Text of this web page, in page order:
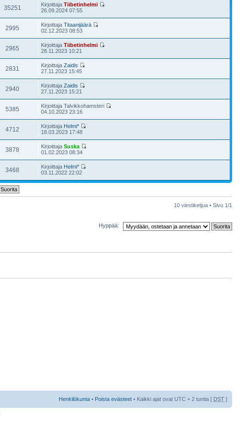
35251 KirjoittajaTiibetinhelmi
26.09.2024 07:55
2995 KirjoittajaTitaanijäärä
02.12.2023 08:53
2965 KirjoittajaTiibetinhelmi
28.11.2023 10:21
2831 KirjoittajaZaidis
27.11.2023 15:45
2940 KirjoittajaZaidis
27.11.2023 15:21
5385
Kirjoittaja Talvikkohamsteri
04.10.2023 23:16
4712 Kirjoittaja Helmi*
18.03.2023 17:48
3878 KirjoittajaSuska
01.02.2023 08:34
3468 Kirjoittaja Helmi*
03.11.2022 22:02
10 viestiketjua • Sivu 1/1
Hyppää:
Henkilökunta • Poista evästeet • Kaikki ajat ovat UTC + 2 tuntia [ DST ]